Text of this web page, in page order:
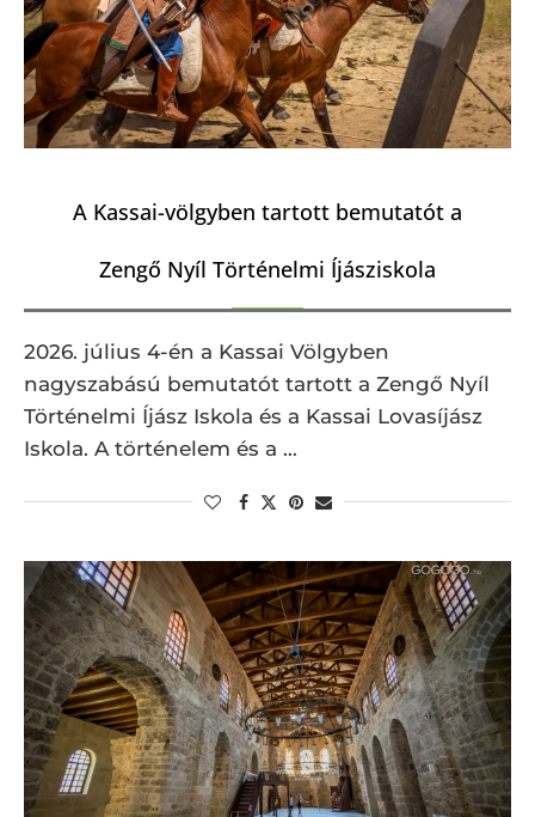
A Kassai-völgyben tartott bemutatót a
Zengő Nyíl Történelmi Íjásziskola
2026. július 4-én a Kassai Völgyben
nagyszabású bemutatót tartott a Zengő Nyíl
Történelmi Íjász Iskola és a Kassai Lovasíjász
Iskola. A történelem és a …